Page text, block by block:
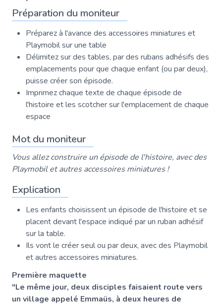
Préparation du moniteur
Préparez à l'avance des accessoires miniatures et
Playmobil sur une table
Délimitez sur des tables, par des rubans adhésifs des
emplacements pour que chaque enfant (ou par deux),
puisse créer son épisode.
Imprimez chaque texte de chaque épisode de
l'histoire et les scotcher sur l'emplacement de chaque
espace
Mot du moniteur
Vous allez construire un épisode de l'histoire, avec des
Playmobil et autres accessoires miniatures !
Explication
Les enfants choisissent un épisode de l'histoire et se
placent devant l'espace indiqué par un ruban adhésif
sur la table.
Ils vont le créer seul ou par deux, avec des Playmobil
et autres accessoires miniatures.
Première maquette
"Le même jour, deux disciples faisaient route vers
un village appelé Emmaüs, à deux heures de